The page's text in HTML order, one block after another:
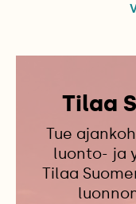
Tilaa
Tue
luonto- ja
Tilaa